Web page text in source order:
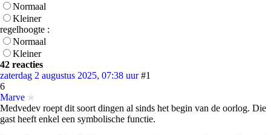
Normaal
Kleiner
regelhoogte :
Normaal
Kleiner
42 reacties
zaterdag 2 augustus 2025, 07:38 uur #1
6
Marve
Medvedev roept dit soort dingen al sinds het begin van de oorlog. Die
gast heeft enkel een symbolische functie.